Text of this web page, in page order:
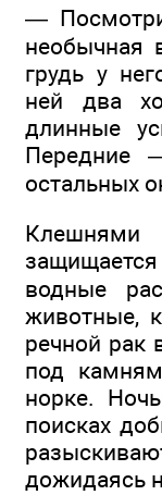
—
необычная
грудь у
ней два
длинные
Передние
остальных
водные
животные,
речной рак
под
норке.
поисках
дожидаясь